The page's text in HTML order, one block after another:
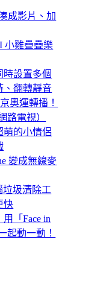
成影片、加
小雞疊疊樂
時設置多個
、翻轉靜音
奧運轉播！
路電視）
萌的小情侶
變成無線麥
垃圾清除工
快
「Face in
起動一動！